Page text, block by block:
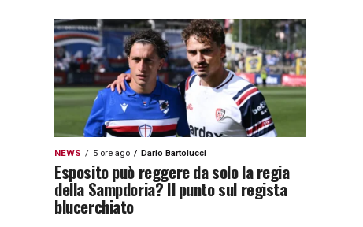
NEWS 5 ore ago Dario Bartolucci
Esposito può reggere da solo la regia
della Sampdoria? Il punto sul regista
blucerchiato